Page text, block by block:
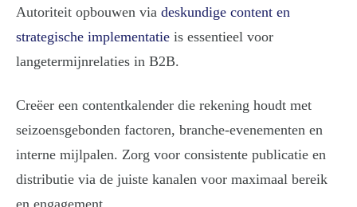
Autoriteit opbouwen via deskundige content en
strategische implementatie is essentieel voor
langetermijnrelaties in B2B.
Creëer een contentkalender die rekening houdt met
seizoensgebonden factoren, branche-evenementen en
interne mijlpalen. Zorg voor consistente publicatie en
distributie via de juiste kanalen voor maximaal bereik
en engagement.